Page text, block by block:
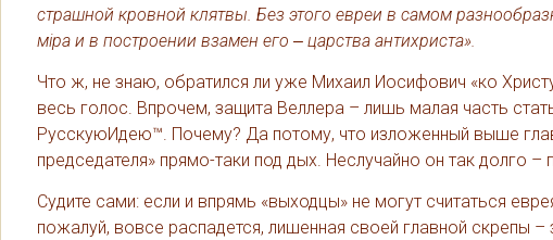
страшной кровной клятвы. Без этого евреи в самом
мiра и в построении взамен его ‒ царства антихриста».
Что ж, не знаю, обратился ли уже Михаил Иосифович «ко
весь голос. Впрочем, защита Веллера – лишь малая часть
РусскуюИдею™. Почему? Да потому, что изложенный выше
председателя» прямо-таки под дых. Неслучайно он так долго
Судите сами: если и впрямь «выходцы» не могут считаться
пожалуй, вовсе распадется, лишенная своей главной скрепы